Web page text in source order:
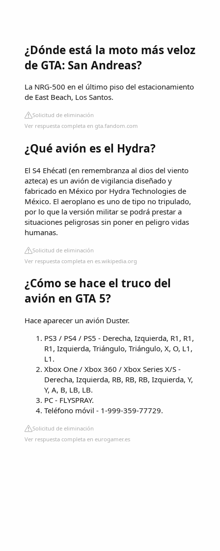
¿Dónde está la moto más veloz
de GTA: San Andreas?
La NRG-500 en el último piso del estacionamiento
de East Beach, Los Santos.
Solicitud de eliminación
Ver respuesta completa en gta.fandom.com
¿Qué avión es el Hydra?
El S4 Ehécatl (en remembranza al dios del viento
azteca) es un avión de vigilancia diseñado y
fabricado en México por Hydra Technologies de
México. El aeroplano es uno de tipo no tripulado,
por lo que la versión militar se podrá prestar a
situaciones peligrosas sin poner en peligro vidas
humanas.
Solicitud de eliminación
Ver respuesta completa en es.wikipedia.org
¿Cómo se hace el truco del
avión en GTA 5?
Hace aparecer un avión Duster.
PS3 / PS4 / PS5 - Derecha, Izquierda, R1, R1,
R1, Izquierda, Triángulo, Triángulo, X, O, L1,
L1.
Xbox One / Xbox 360 / Xbox Series X/S -
Derecha, Izquierda, RB, RB, RB, Izquierda, Y,
Y, A, B, LB, LB.
PC - FLYSPRAY.
Teléfono móvil - 1-999-359-77729.
Solicitud de eliminación
Ver respuesta completa en eurogamer.es